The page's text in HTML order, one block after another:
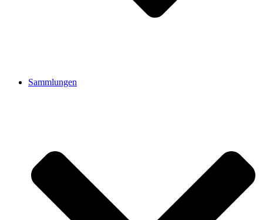
Sammlungen